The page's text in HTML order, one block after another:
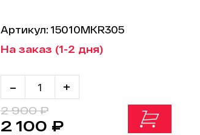
Артикул: 15010MKR305
На заказ (1-2 дня)
- +
2 100 ₽
2 900 ₽